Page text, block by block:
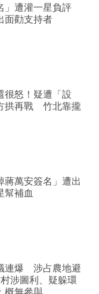
」遭灌一星負評
面勸支持者
很怒！疑遭「設
拱再戰 竹北靠攏
蔣萬安簽名」遭出
補血
連爆 涉占農地避
涉圖利、疑躲環